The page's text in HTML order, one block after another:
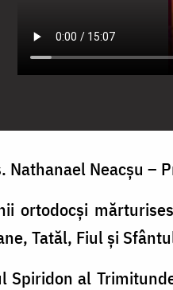
Nathanael Neacşu –
ortodocși
Tatăl, Fiul și
Spiridon al